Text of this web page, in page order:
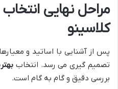
مراحل نهایی
کلاسینو
پس از آشنایی با اساتید و
تصمیم گیری می رسد. انتخاب
بررسی دقیق و گام به گام است.